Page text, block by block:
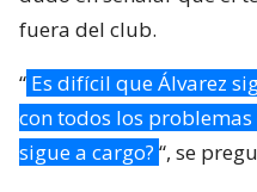
fuera del club.
“ Es difícil que Álvarez
con todos los problemas
sigue a cargo? “, se